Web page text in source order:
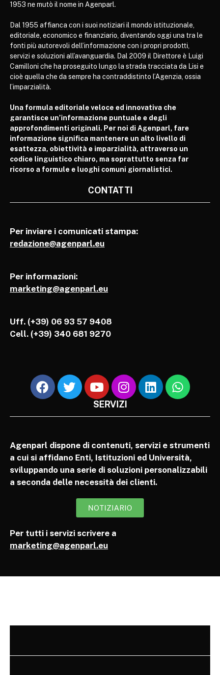
1953 ne mutò il nome in Agenparl.
Dal 1955 affianca con i suoi notiziari il mondo istituzionale,
editoriale, economico e finanziario, diventando oggi una tra le
fonti più autorevoli dell’informazione con i propri prodotti,
servizi e soluzioni all’avanguardia. Dal 2009 il Direttore è Luigi
Camilloni che ha proseguito lungo la strada tracciata da Lisi e
cioè quella che da sempre ha contraddistinto l’Agenzia, ossia
l’imparzialità.
Una formula editoriale veloce ed innovativa che
garantisce un’informazione puntuale e degli
approfondimenti originali. Per noi di Agenparl, fare
informazione significa mantenere un alto livello di
esattezza, obiettività e imparzialità, attraverso un
codice linguistico chiaro, ma soprattutto senza far
ricorso a formule e luoghi comuni giornalistici.
CONTATTI
Per inviare i comunicati stampa:
redazione@agenparl.eu
Per informazioni:
marketing@agenparl.eu
Uff. (+39) 06 93 57 9408
Cell. (+39) 340 681 9270
SERVIZI
Agenparl dispone di contenuti, servizi e strumenti
a cui si affidano Enti, Istituzioni ed Università,
sviluppando una serie di soluzioni personalizzabili
a seconda delle necessità dei clienti.
NOTIZIARIO
Per tutti i servizi scrivere a
marketing@agenparl.eu